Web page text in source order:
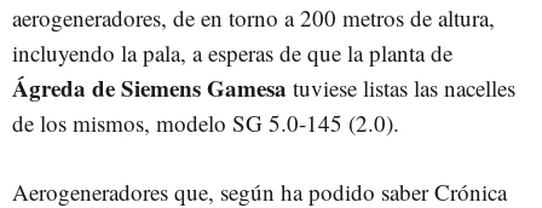
aerogeneradores, de en torno a 200 metros de altura,
incluyendo la pala, a esperas de que la planta de
Ágreda de Siemens Gamesa tuviese listas las nacelles
de los mismos, modelo SG 5.0-145 (2.0).
Aerogeneradores que, según ha podido saber Crónica